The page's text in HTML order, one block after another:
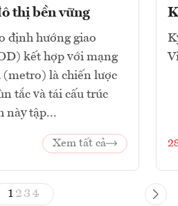
thị bền vững
định hướng giao
kết hợp với mạng
(metro) là chiến lược
tắc và tái cấu trúc
này tập...
Xem tất cả
1 23 4